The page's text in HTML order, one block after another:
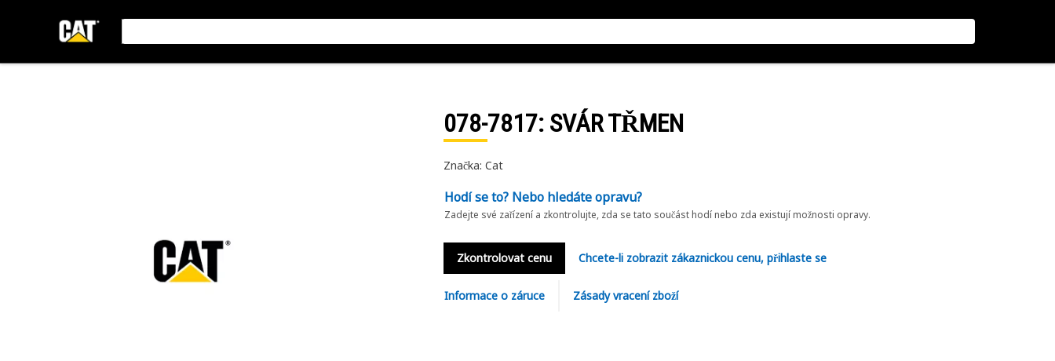
078-7817: SVÁR TŘMEN
Značka: Cat
Hodí se to? Nebo hledáte opravu?
Zadejte své zařízení a zkontrolujte, zda se tato součást hodí nebo zda existují možnosti opravy.
Zkontrolovat cenu Chcete-li zobrazit zákaznickou cenu, přihlaste se
Informace o záruce Zásady vracení zboží